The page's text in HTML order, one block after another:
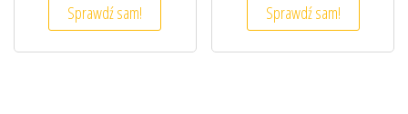
Sprawdź sam! Sprawdź sam!